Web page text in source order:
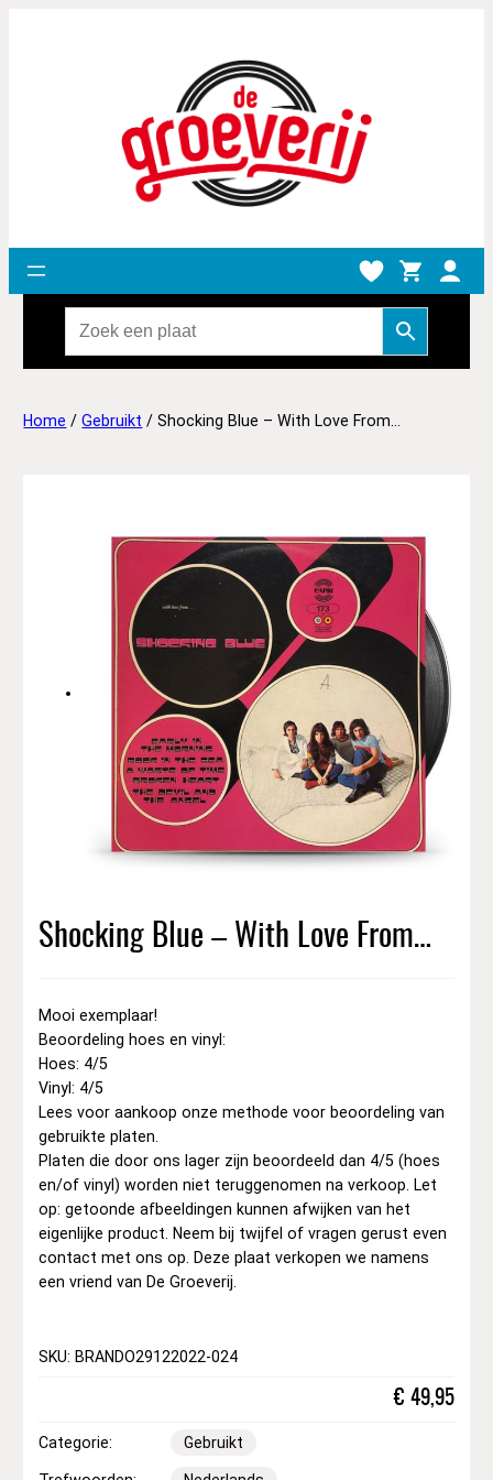
Home /Gebruikt / Shocking Blue – With Love From…
Shocking Blue – With Love From…
Mooi exemplaar!
Beoordeling hoes en vinyl:
Hoes: 4/5
Vinyl: 4/5
Lees voor aankoop onze methode voor beoordeling van
gebruikte platen.
Platen die door ons lager zijn beoordeeld dan 4/5 (hoes
en/of vinyl) worden niet teruggenomen na verkoop. Let
op: getoonde afbeeldingen kunnen afwijken van het
eigenlijke product. Neem bij twijfel of vragen gerust even
contact met ons op. Deze plaat verkopen we namens
een vriend van De Groeverij.
SKU: BRANDO29122022-024
€ 49,95
Categorie: Gebruikt